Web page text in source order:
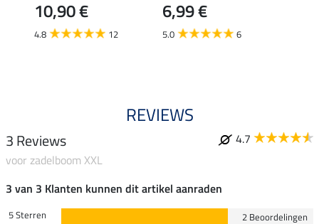
10,90 €
4.8 12
6,99 €
5.0 6
REVIEWS
3 Reviews
4.7
voor zadelboom XXL
3 van 3 Klanten kunnen dit artikel aanraden
5 Sterren
2 Beoordelingen